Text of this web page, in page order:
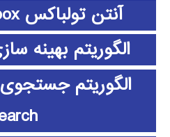
آنتن تولباکس antenna toolbox
الگوریتم بهینه